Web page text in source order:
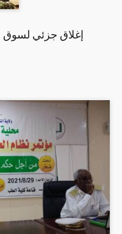
إغلاق جزئي لسوق